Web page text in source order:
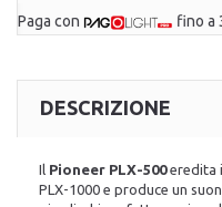
Paga con fino a
DESCRIZIONE
Il Pioneer PLX-500eredita
PLX-1000 e produce un